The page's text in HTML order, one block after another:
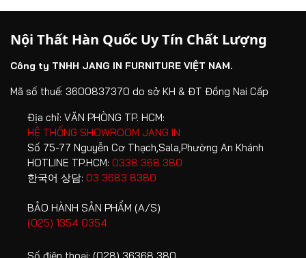
tổ ấm toàn diện với thiết kế chuẩn Hàn Quốc, chất lượng
không gian sống. Không chỉ chú trọng tính thẩm mỹ, Jang
In còn đề cao yếu tố an toàn thông qua việc minh bạch
nguồn gốc nguyên vật liệu và các tiêu chuẩn kiểm định
chất lượng nghiêm ngặt.
1. Vì sao nội thất Hàn Quốc được ưu
chuộng trong không gian sống hiện đại?
Phong cách nội thất Hàn Quốc nổi tiếng với sự cân bằng
Thiết kế tối giản nhưng sang trọng
Loại bỏ những chi tiết cầu kỳ không cần thiết, nội thất
Nội Thất Hàn Quốc Uy Tín Chất Lượng
Công ty TNHH JANG IN FURNITURE VIỆT NAM.
Mã số thuế: 3600837370 do sở KH & ĐT Đồng Nai Cấp
Địa chỉ: VĂN PHÒNG TP. HCM:
HỆ THỐNG SHOWROOM JANG IN
Số 75-77 Nguyễn Cơ Thạch,Sala,Phường An Khánh
HOTLINE TP.HCM: 0338 368 380
한국어 상담: 03 3683 8380
BẢO HÀNH SẢN PHẨM (A/S)
(025) 1354 0354